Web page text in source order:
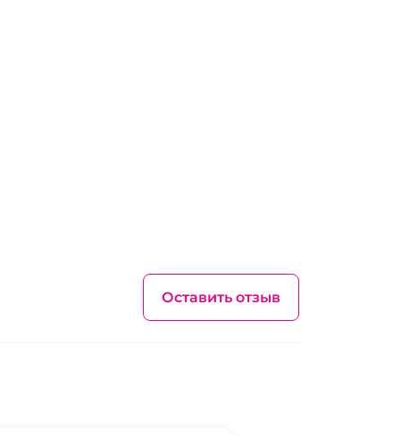
Оставить отзыв